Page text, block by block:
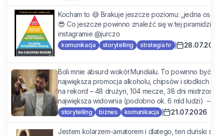
Kocham to 😅 Brakuje jeszcze poziomu: „jedna
😎 Co jeszcze powinno znaleźć się w tej
instagramie @jurczo
komunikacja storytelling strategia hr
Boli mnie absurd wokół Mundialu. To powinno być
największa promocja alkoholu, chipsów i słodkich
na rekord – 48 drużyn, 104 mecze, 38 dni
największa widownia (podobno ok. 6 mld ludzi) –
storytelling biznes komunikacja 21.07.2026
Jestem kolarzem-amatorem i dlatego, ten duński